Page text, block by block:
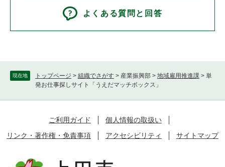
現在地 トップページ > 組織でさがす > 産業振興部 > 地域雇用推進課 > 単
発お仕事探しサイト「うえだマッチボックス」
よくある質問と回答
ご利用ガイド
個人情報の取扱い
リンク・著作権・免責事項
アクセシビリティ サイトマップ